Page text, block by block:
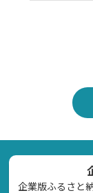
企業版ふるさと